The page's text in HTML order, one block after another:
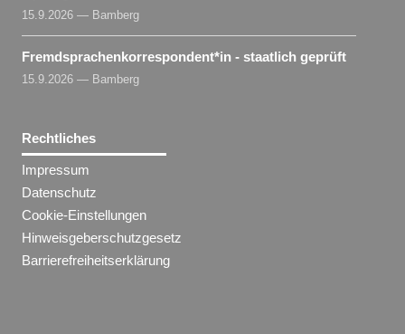
15.9.2026 — Bamberg
Fremdsprachenkorrespondent​*in - staatlich geprüft
15.9.2026 — Bamberg
Rechtliches
Impressum
Datenschutz
Cookie-Einstellungen
Hinweisgeberschutzgesetz
Barrierefreiheitserklärung